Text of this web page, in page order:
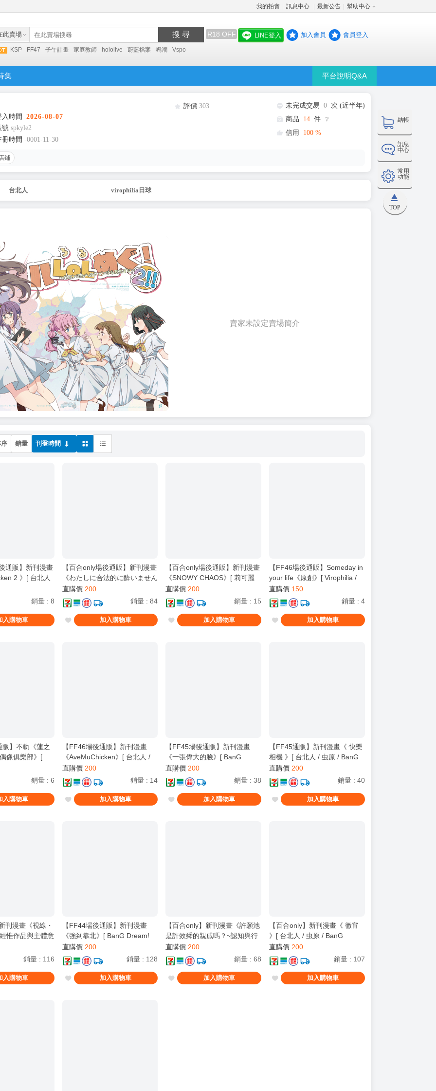
我的拍賣 訊息中心 最新公告 幫助中心
此賣場 搜 尋 R18 OFF
KSP FF47 子午計畫 家庭教師 hololive 蔚藍檔案 鳴潮 Vspo
LINE登入 加入會員 會員登入
集 平台說明Q&A
結帳
訊息
中心
常用
功能
TOP
時間
2026-08-07
號 spkyle2
時間 -0001-11-30
評價 303 未完成交易 0 次 (近半年)
商品
14 件 ❔
信用
100 %
鋪
台北人 virophilia日球
賣家未設定賣場簡介
銷量 刊登時間
通販】新刊漫畫
2 》[ 台北人
/ 豐川祥
]
銷量 : 8
入購物車
【百合only場後通販】新刊漫畫
《わたしに合法的に酔いません
か 》[ 台北人 / 虫原 / 上伊那牡
丹 醉姿如百合 / 全年齡 / 百合
ONLY ]
直購價 200
銷量 : 84
加入購物車
【百合only場後通販】新刊漫畫
《SNOWY CHAOS》[ 莉可麗
絲 / 台北人 / 虫原 / Lycoris
Recoil / リコリス・リコイルA
直購價 200
銷量 : 15
加入購物車
【FF46場後通販】Someday in
your life《原創》[ Virophilia /
織日ちひろ / 薩摩犬 / 酒吧 ]
直購價 150
銷量 : 4
加入購物車
】不軌《蓮之
像俱樂部》[
乃 / 藤島慈 ]
銷量 : 6
入購物車
【FF46場後通販】新刊漫畫
《AveMuChicken》[ 台北人 /
虫原 / Ave Mujica / BanG
Dream! It's MyGO!!!!! / 豐川祥
子 / 若葉睦 / 三角初華 / 八幡海
鈴 / 佑天寺若麥 ]
直購價 200
銷量 : 14
加入購物車
【FF45場後通販】新刊漫畫
《一張偉大的臉》[ BanG
Dream! It's MyGO!!!!! / 全年齡 /
Virophilia / 織日ちひろ / 千早愛
音 / 長崎爽世 / 長崎そよ ] ]
直購價 200
銷量 : 38
加入購物車
【FF45通販】新刊漫畫《 快樂
相機 》[ 台北人 / 虫原 / BanG
Dream! It's MyGO!!!!! / 千早愛
音 / 長崎爽世 / 長崎そよ ]
直購價 200
銷量 : 40
加入購物車
刊漫畫《視線・
惟作品與主體意
Virophilia / 織日
銷量 : 116
入購物車
【FF44場後通販】新刊漫畫
《強到靠北》[ BanG Dream!
It's MyGO!!!!! / 全年齡 /
Virophilia / 織日ちひろ ][FF44]
直購價 200
銷量 : 128
加入購物車
【百合only】新刊漫畫《許願池
是許效舜的親戚嗎？~認知與行
動二元對立論的終結者~》[
BanG Dream! It's MyGO!!!!! /
Virophilia / 織日ちひろ ][百合
ONLY]
直購價 200
銷量 : 68
加入購物車
【百合only】新刊漫畫《 徹宵
》[ 台北人 / 虫原 / BanG
Dream! It's MyGO!!!!! / 全年齡 /
百合ONLY ]
直購價 200
銷量 : 107
加入購物車